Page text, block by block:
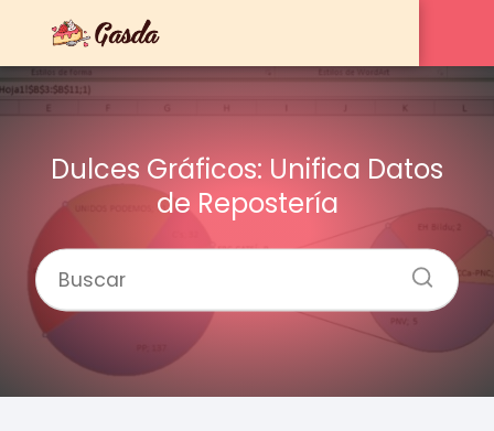
Dulces Gráficos: Unifica Datos
de Repostería